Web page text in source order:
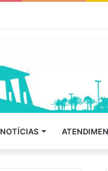
NOTÍCIAS